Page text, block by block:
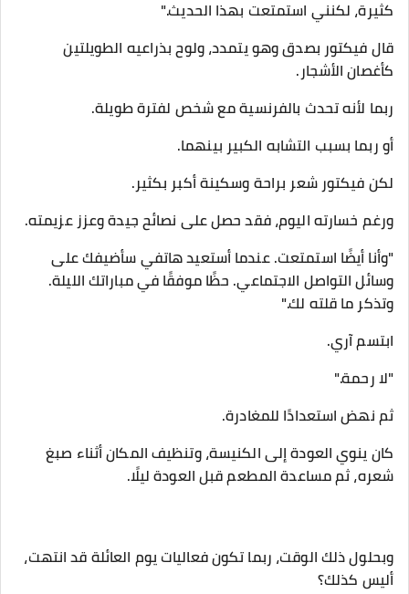
كثيرة، لكنني استمتعت بهذا الحديث."
قال فيكتور بصدق وهو يتمدد، ولوح بذراعيه الطويلتين
كأغصان الأشجار.
ربما لأنه تحدث بالفرنسية مع شخص لفترة طويلة.
أو ربما بسبب التشابه الكبير بينهما.
لكن فيكتور شعر براحة وسكينة أكبر بكثير.
ورغم خسارته اليوم، فقد حصل على نصائح جيدة وعزز عزيمته.
"وأنا أيضًا استمتعت. عندما أستعيد هاتفي سأضيفك على
وسائل التواصل الاجتماعي. حظًا موفقًا في مباراتك الليلة.
وتذكر ما قلته لك."
ابتسم آري.
"لا رحمة."
ثم نهض استعدادًا للمغادرة.
كان ينوي العودة إلى الكنيسة، وتنظيف المكان أثناء صبغ
شعره، ثم مساعدة المطعم قبل العودة ليلًا.
وبحلول ذلك الوقت، ربما تكون فعاليات يوم العائلة قد انتهت،
أليس كذلك؟